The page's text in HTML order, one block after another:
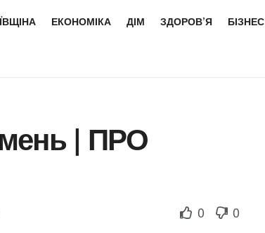
ЕКОНОМІКА ДІМ ЗДОРОВ’Я БІЗНЕС
| ПРО
0 0